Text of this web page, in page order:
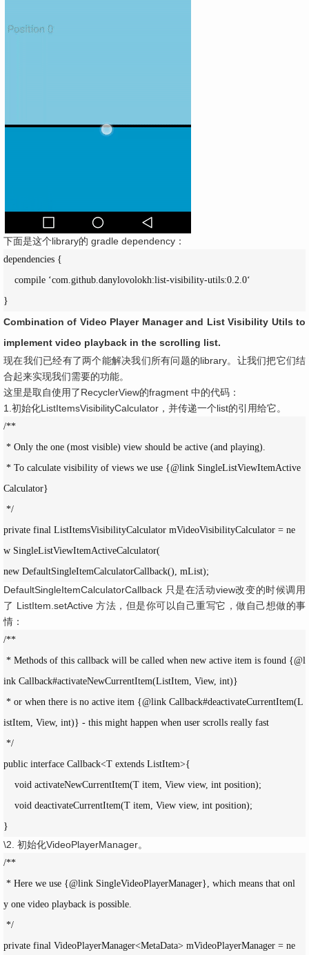
下面是这个library的 gradle dependency：
dependencies {
compile ‘com.github.danylovolokh:list-visibility-utils:0.2.0‘
}
Combination of Video Player Manager and List Visibility Utils to
implement video playback in the scrolling list.
现在我们已经有了两个能解决我们所有问题的library。让我们把它们结
合起来实现我们需要的功能。
这里是取自使用了RecyclerView的fragment 中的代码：
1.初始化ListItemsVisibilityCalculator，并传递一个list的引用给它。
/**
* Only the one (most visible) view should be active (and playing).
* To calculate visibility of views we use {@link SingleListViewItemActive
Calculator}
*/
private final ListItemsVisibilityCalculator mVideoVisibilityCalculator = ne
w SingleListViewItemActiveCalculator(
new DefaultSingleItemCalculatorCallback(), mList);
DefaultSingleItemCalculatorCallback 只是在活动view改变的时候调用
了 ListItem.setActive 方法，但是你可以自己重写它，做自己想做的事
情：
/**
* Methods of this callback will be called when new active item is found {@l
ink Callback#activateNewCurrentItem(ListItem, View, int)}
* or when there is no active item {@link Callback#deactivateCurrentItem(L
istItem, View, int)} - this might happen when user scrolls really fast
*/
public interface Callback<T extends ListItem>{
void activateNewCurrentItem(T item, View view, int position);
void deactivateCurrentItem(T item, View view, int position);
}
\2. 初始化VideoPlayerManager。
/**
* Here we use {@link SingleVideoPlayerManager}, which means that onl
y one video playback is possible.
*/
private final VideoPlayerManager<MetaData> mVideoPlayerManager = ne